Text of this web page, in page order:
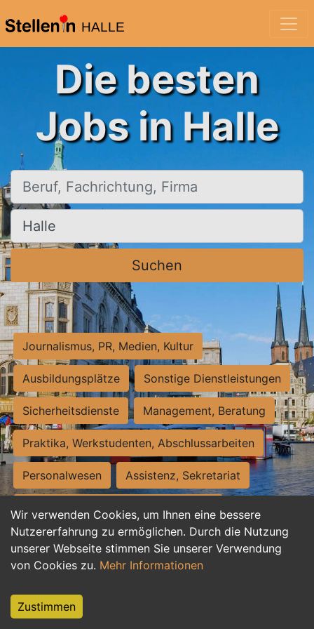
HALLE
Wir verwenden Cookies, um Ihnen eine bessere
Nutzererfahrung zu ermöglichen. Durch die Nutzung
unserer Webseite stimmen Sie unserer Verwendung
von Cookies zu. Mehr Informationen
Zustimmen
Die besten
Jobs in Halle
Beruf, Fachrichtung, Firma
Ort, Stadt
Suchen
Journalismus, PR, Medien, Kultur
Ausbildungsplätze Sonstige Dienstleistungen
Sicherheitsdienste Management, Beratung
Praktika, Werkstudenten, Abschlussarbeiten
Personalwesen Assistenz, Sekretariat
Hilfskräfte, Aushilfs- und Nebenjobs
Einkauf, Logistik, Materialwirtschaft
Weiterbildung, Studium, duale Ausbildung
Tourismus